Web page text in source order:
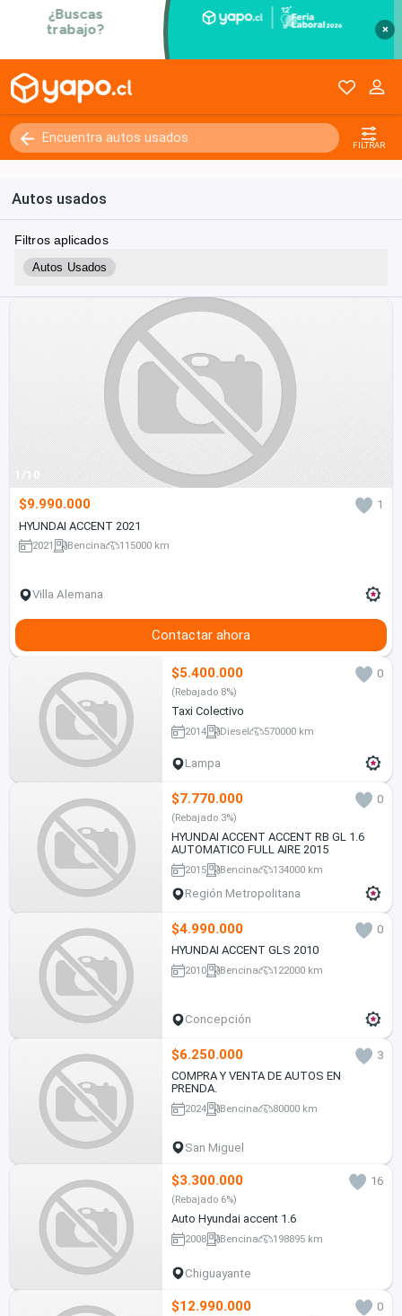
×
FILTRAR
Autos usados
Filtros aplicados
Autos Usados
1/10
$9.990.000
1
HYUNDAI ACCENT 2021
2021 Bencina 115000 km
Villa Alemana
Contactar ahora
$5.400.000 0
(Rebajado 8%)
Taxi Colectivo
2014 Diesel 570000 km
Lampa
$7.770.000 0
(Rebajado 3%)
HYUNDAI ACCENT ACCENT RB GL 1.6
AUTOMATICO FULL AIRE 2015
2015 Bencina 134000 km
Región Metropolitana
$4.990.000
0
HYUNDAI ACCENT GLS 2010
2010 Bencina 122000 km
Concepción
$6.250.000
3
COMPRA Y VENTA DE AUTOS EN
PRENDA.
2024 Bencina 80000 km
San Miguel
$3.300.000 16
(Rebajado 6%)
Auto Hyundai accent 1.6
2008 Bencina 198895 km
Chiguayante
$12.990.000
0